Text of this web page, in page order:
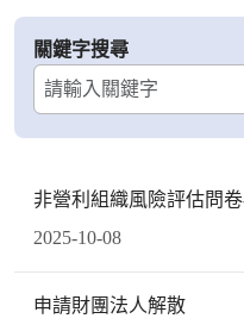
關鍵字搜尋
非營利組織風險評估問
2025-10-08
申請財團法人解散